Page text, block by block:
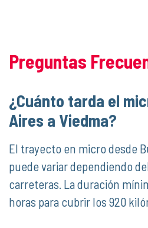
Preguntas
¿Cuánto tarda el
Aires a Viedma?
El trayecto en micro desde
puede variar dependiendo
carreteras. La duración
horas para cubrir los 920